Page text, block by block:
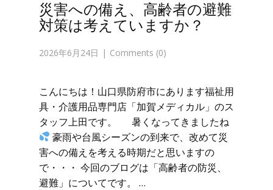
災害への備え、高齢者の避難
対策は考えていますか？
2026年6月24日 Comments (0)
こんにちは！山口県防府市にあります福祉用
具・介護用品専門店「加賀メディカル」のス
タッフ上田です。 暑くなってきましたね
豪雨や台風シーズンの到来で、改めて災
害への備えを考える時期だと思いますの
で・・・ 今回のブログは「高齢者の防災、
避難」についてです。 …